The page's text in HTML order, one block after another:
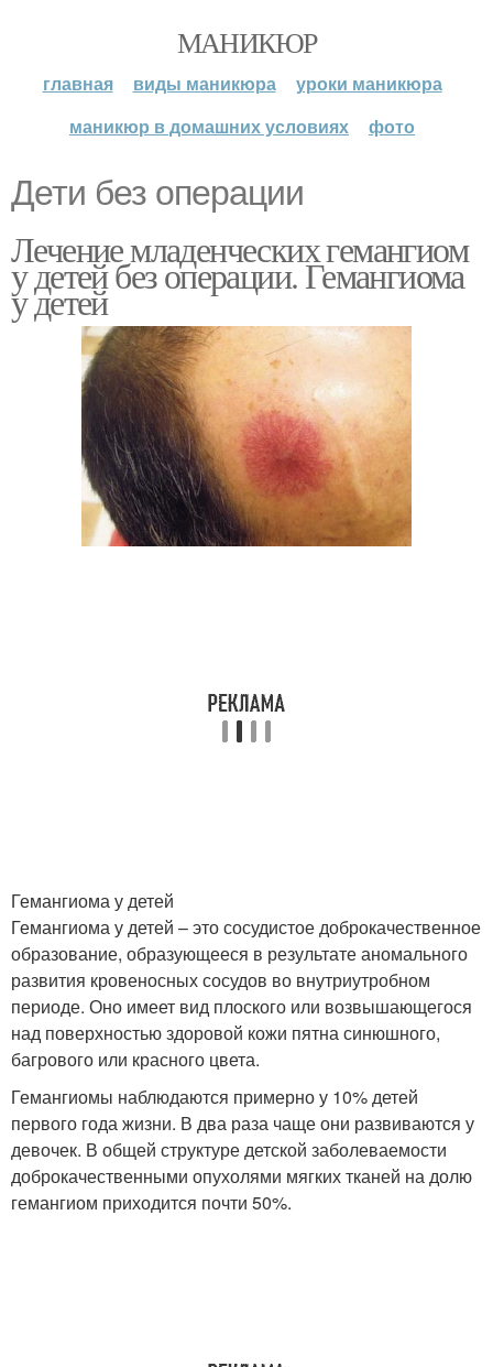
МАНИКЮР
главная виды маникюра
уроки маникюра
маникюр в домашних условиях
фото
Дети без операции
Лечение младенческих гемангиом
у детей без операции. Гемангиома
у детей
Гемангиома у детей
Гемангиома у детей – это сосудистое доброкачественное
образование, образующееся в результате аномального
развития кровеносных сосудов во внутриутробном
периоде. Оно имеет вид плоского или возвышающегося
над поверхностью здоровой кожи пятна синюшного,
багрового или красного цвета.
Гемангиомы наблюдаются примерно у 10% детей
первого года жизни. В два раза чаще они развиваются у
девочек. В общей структуре детской заболеваемости
доброкачественными опухолями мягких тканей на долю
гемангиом приходится почти 50%.